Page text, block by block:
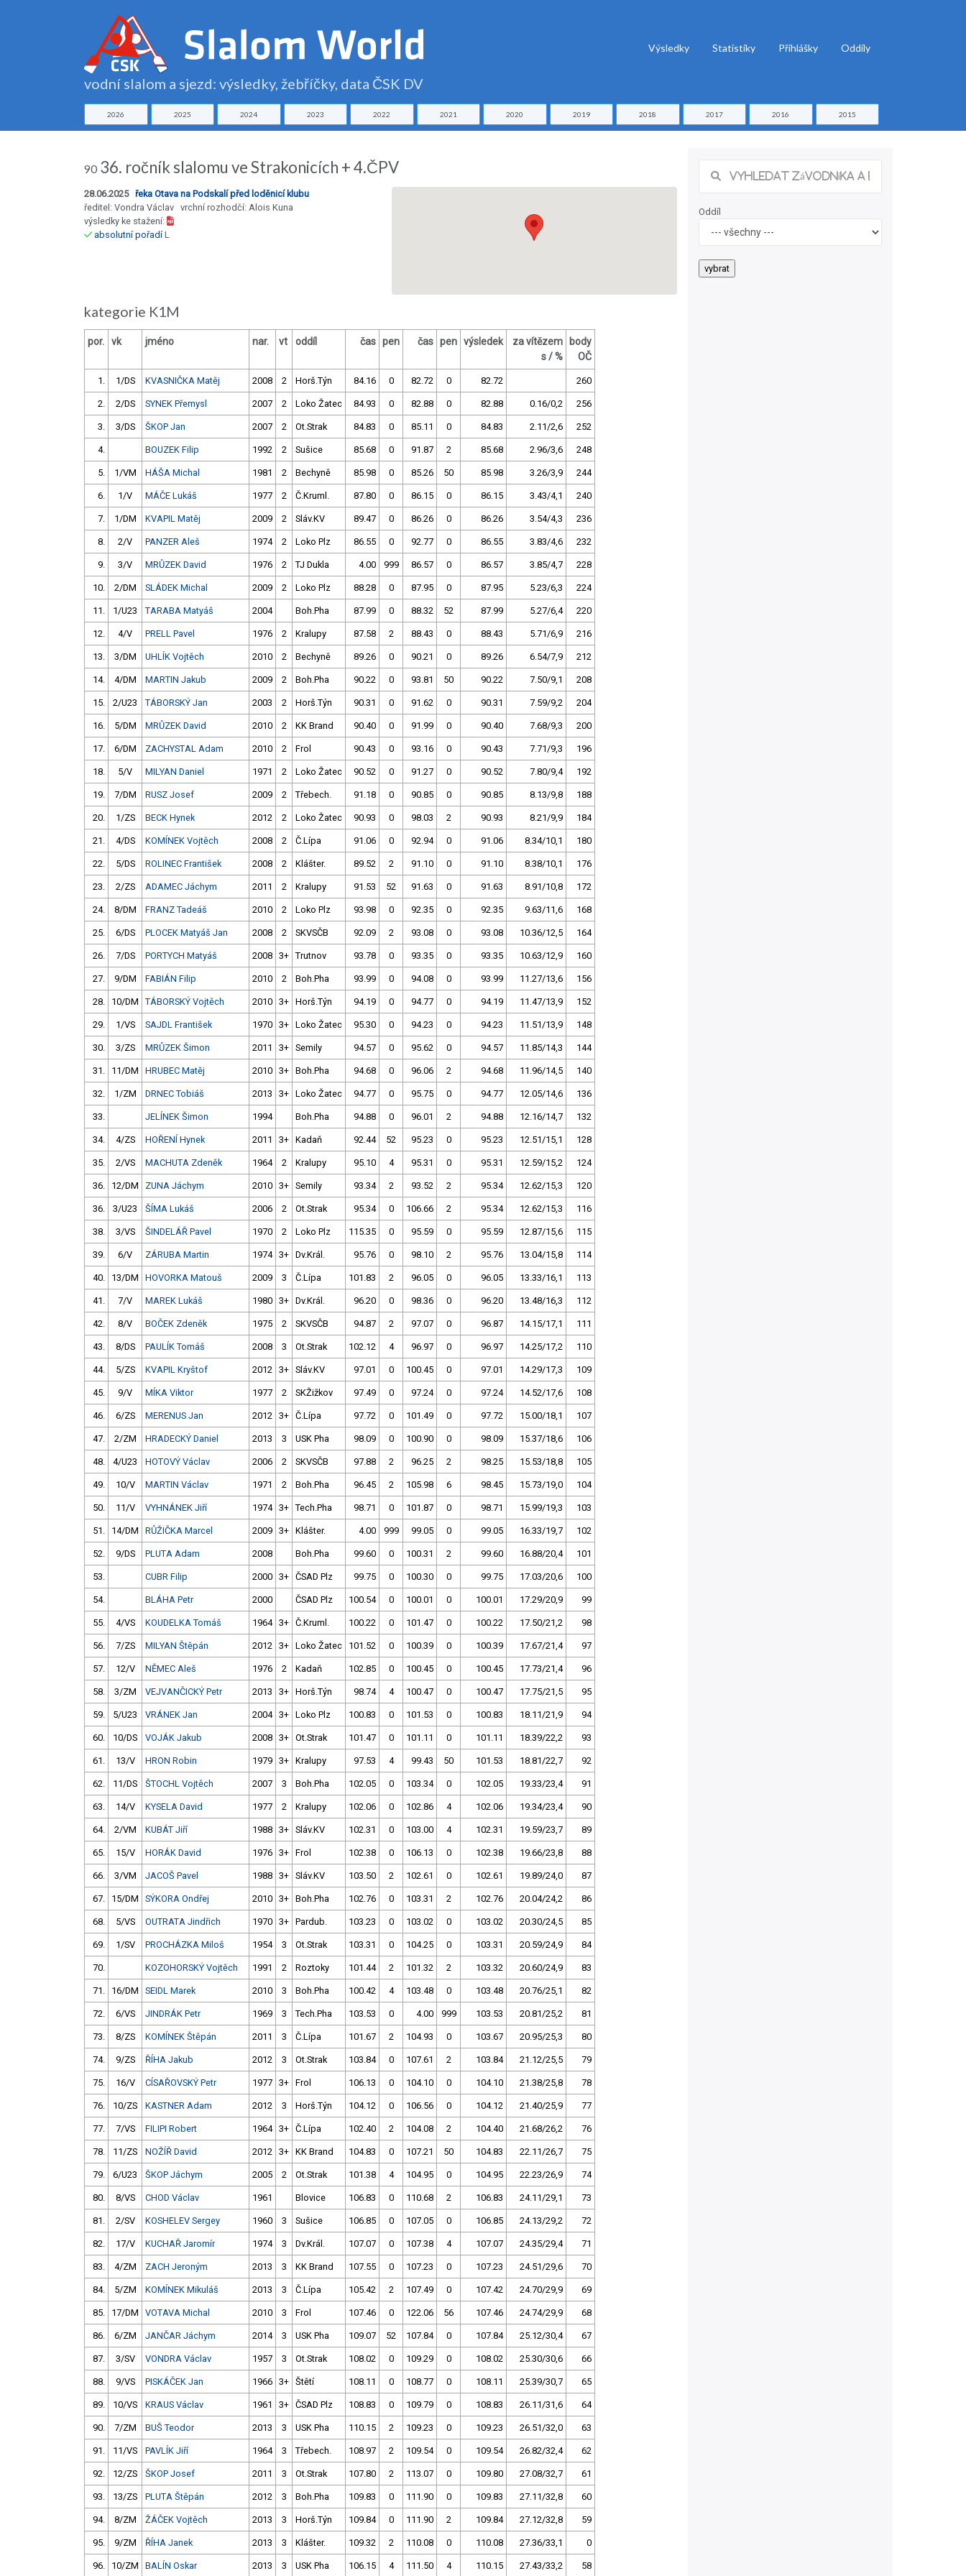
vodní slalom a sjezd: výsledky, žebříčky, data ČSK DV
Výsledky Statistiky Přihlášky Oddíly
2026 2025 2024 2023 2022 2021 2020 2019 2018 2017 2016 2015
90 36. ročník slalomu ve Strakonicích + 4.ČPV
28.06.2025 řeka Otava na Podskalí před loděnicí klubu
ředitel: Vondra Václav vrchní rozhodčí: Alois Kuna
výsledky ke stažení:
absolutní pořadíL
kategorie K1M
por. vk jméno nar. vt oddíl čas pen čas pen výsledek
za vítězem
s / %
body
OČ
1. 1/DS KVASNIČKA Matěj 2008 2 Horš.Týn 84.16 0 82.72 0 82.72 260
2. 2/DS SYNEK Přemysl 2007 2 Loko Žatec 84.93 0 82.88 0 82.88 0.16/0,2 256
3. 3/DS ŠKOP Jan 2007 2 Ot.Strak 84.83 0 85.11 0 84.83 2.11/2,6 252
4. BOUZEK Filip 1992 2 Sušice 85.68 0 91.87 2 85.68 2.96/3,6 248
5. 1/VM HÁŠA Michal 1981 2 Bechyně 85.98 0 85.26 50 85.98 3.26/3,9 244
6. 1/V MÁČE Lukáš 1977 2 Č.Kruml. 87.80 0 86.15 0 86.15 3.43/4,1 240
7. 1/DM KVAPIL Matěj 2009 2 Sláv.KV 89.47 0 86.26 0 86.26 3.54/4,3 236
8. 2/V PANZER Aleš 1974 2 Loko Plz 86.55 0 92.77 0 86.55 3.83/4,6 232
9. 3/V MRŮZEK David 1976 2 TJ Dukla 4.00 999 86.57 0 86.57 3.85/4,7 228
10. 2/DM SLÁDEK Michal 2009 2 Loko Plz 88.28 0 87.95 0 87.95 5.23/6,3 224
11. 1/U23 TARABA Matyáš 2004 Boh.Pha 87.99 0 88.32 52 87.99 5.27/6,4 220
12. 4/V PRELL Pavel 1976 2 Kralupy 87.58 2 88.43 0 88.43 5.71/6,9 216
13. 3/DM UHLÍK Vojtěch 2010 2 Bechyně 89.26 0 90.21 0 89.26 6.54/7,9 212
14. 4/DM MARTIN Jakub 2009 2 Boh.Pha 90.22 0 93.81 50 90.22 7.50/9,1 208
15. 2/U23 TÁBORSKÝ Jan 2003 2 Horš.Týn 90.31 0 91.62 0 90.31 7.59/9,2 204
16. 5/DM MRŮZEK David 2010 2 KK Brand 90.40 0 91.99 0 90.40 7.68/9,3 200
17. 6/DM ZACHYSTAL Adam 2010 2 Frol 90.43 0 93.16 0 90.43 7.71/9,3 196
18. 5/V MILYAN Daniel 1971 2 Loko Žatec 90.52 0 91.27 0 90.52 7.80/9,4 192
19. 7/DM RUSZ Josef 2009 2 Třebech. 91.18 0 90.85 0 90.85 8.13/9,8 188
20. 1/ZS BECK Hynek 2012 2 Loko Žatec 90.93 0 98.03 2 90.93 8.21/9,9 184
21. 4/DS KOMÍNEK Vojtěch 2008 2 Č.Lípa 91.06 0 92.94 0 91.06 8.34/10,1 180
22. 5/DS ROLINEC František 2008 2 Klášter. 89.52 2 91.10 0 91.10 8.38/10,1 176
23. 2/ZS ADAMEC Jáchym 2011 2 Kralupy 91.53 52 91.63 0 91.63 8.91/10,8 172
24. 8/DM FRANZ Tadeáš 2010 2 Loko Plz 93.98 0 92.35 0 92.35 9.63/11,6 168
25. 6/DS PLOCEK Matyáš Jan 2008 2 SKVSČB 92.09 2 93.08 0 93.08 10.36/12,5 164
26. 7/DS PORTYCH Matyáš 2008 3+ Trutnov 93.78 0 93.35 0 93.35 10.63/12,9 160
27. 9/DM FABIÁN Filip 2010 2 Boh.Pha 93.99 0 94.08 0 93.99 11.27/13,6 156
28. 10/DM TÁBORSKÝ Vojtěch 2010 3+ Horš.Týn 94.19 0 94.77 0 94.19 11.47/13,9 152
29. 1/VS SAJDL František 1970 3+ Loko Žatec 95.30 0 94.23 0 94.23 11.51/13,9 148
30. 3/ZS MRŮZEK Šimon 2011 3+ Semily 94.57 0 95.62 0 94.57 11.85/14,3 144
31. 11/DM HRUBEC Matěj 2010 3+ Boh.Pha 94.68 0 96.06 2 94.68 11.96/14,5 140
32. 1/ZM DRNEC Tobiáš 2013 3+ Loko Žatec 94.77 0 95.75 0 94.77 12.05/14,6 136
33. JELÍNEK Šimon 1994 Boh.Pha 94.88 0 96.01 2 94.88 12.16/14,7 132
34. 4/ZS HOŘENÍ Hynek 2011 3+ Kadaň 92.44 52 95.23 0 95.23 12.51/15,1 128
35. 2/VS MACHUTA Zdeněk 1964 2 Kralupy 95.10 4 95.31 0 95.31 12.59/15,2 124
36. 12/DM ZUNA Jáchym 2010 3+ Semily 93.34 2 93.52 2 95.34 12.62/15,3 120
36. 3/U23 ŠÍMA Lukáš 2006 2 Ot.Strak 95.34 0 106.66 2 95.34 12.62/15,3 116
38. 3/VS ŠINDELÁŘ Pavel 1970 2 Loko Plz 115.35 0 95.59 0 95.59 12.87/15,6 115
39. 6/V ZÁRUBA Martin 1974 3+ Dv.Král. 95.76 0 98.10 2 95.76 13.04/15,8 114
40. 13/DM HOVORKA Matouš 2009 3 Č.Lípa 101.83 2 96.05 0 96.05 13.33/16,1 113
41. 7/V MAREK Lukáš 1980 3+ Dv.Král. 96.20 0 98.36 0 96.20 13.48/16,3 112
42. 8/V BOČEK Zdeněk 1975 2 SKVSČB 94.87 2 97.07 0 96.87 14.15/17,1 111
43. 8/DS PAULÍK Tomáš 2008 3 Ot.Strak 102.12 4 96.97 0 96.97 14.25/17,2 110
44. 5/ZS KVAPIL Kryštof 2012 3+ Sláv.KV 97.01 0 100.45 0 97.01 14.29/17,3 109
45. 9/V MÍKA Viktor 1977 2 SKŽižkov 97.49 0 97.24 0 97.24 14.52/17,6 108
46. 6/ZS MERENUS Jan 2012 3+ Č.Lípa 97.72 0 101.49 0 97.72 15.00/18,1 107
47. 2/ZM HRADECKÝ Daniel 2013 3 USK Pha 98.09 0 100.90 0 98.09 15.37/18,6 106
48. 4/U23 HOTOVÝ Václav 2006 2 SKVSČB 97.88 2 96.25 2 98.25 15.53/18,8 105
49. 10/V MARTIN Václav 1971 2 Boh.Pha 96.45 2 105.98 6 98.45 15.73/19,0 104
50. 11/V VYHNÁNEK Jiří 1974 3+ Tech.Pha 98.71 0 101.87 0 98.71 15.99/19,3 103
51. 14/DM RŮŽIČKA Marcel 2009 3+ Klášter. 4.00 999 99.05 0 99.05 16.33/19,7 102
52. 9/DS PLUTA Adam 2008 Boh.Pha 99.60 0 100.31 2 99.60 16.88/20,4 101
53. CUBR Filip 2000 3+ ČSAD Plz 99.75 0 100.30 0 99.75 17.03/20,6 100
54. BLÁHA Petr 2000 ČSAD Plz 100.54 0 100.01 0 100.01 17.29/20,9 99
55. 4/VS KOUDELKA Tomáš 1964 3+ Č.Kruml. 100.22 0 101.47 0 100.22 17.50/21,2 98
56. 7/ZS MILYAN Štěpán 2012 3+ Loko Žatec 101.52 0 100.39 0 100.39 17.67/21,4 97
57. 12/V NĚMEC Aleš 1976 2 Kadaň 102.85 0 100.45 0 100.45 17.73/21,4 96
58. 3/ZM VEJVANČICKÝ Petr 2013 3+ Horš.Týn 98.74 4 100.47 0 100.47 17.75/21,5 95
59. 5/U23 VRÁNEK Jan 2004 3+ Loko Plz 100.83 0 101.53 0 100.83 18.11/21,9 94
60. 10/DS VOJÁK Jakub 2008 3+ Ot.Strak 101.47 0 101.11 0 101.11 18.39/22,2 93
61. 13/V HRON Robin 1979 3+ Kralupy 97.53 4 99.43 50 101.53 18.81/22,7 92
62. 11/DS ŠTOCHL Vojtěch 2007 3 Boh.Pha 102.05 0 103.34 0 102.05 19.33/23,4 91
63. 14/V KYSELA David 1977 2 Kralupy 102.06 0 102.86 4 102.06 19.34/23,4 90
64. 2/VM KUBÁT Jiří 1988 3+ Sláv.KV 102.31 0 103.00 4 102.31 19.59/23,7 89
65. 15/V HORÁK David 1976 3+ Frol 102.38 0 106.13 0 102.38 19.66/23,8 88
66. 3/VM JACOŠ Pavel 1988 3+ Sláv.KV 103.50 2 102.61 0 102.61 19.89/24,0 87
67. 15/DM SÝKORA Ondřej 2010 3+ Boh.Pha 102.76 0 103.31 2 102.76 20.04/24,2 86
68. 5/VS OUTRATA Jindřich 1970 3+ Pardub. 103.23 0 103.02 0 103.02 20.30/24,5 85
69. 1/SV PROCHÁZKA Miloš 1954 3 Ot.Strak 103.31 0 104.25 0 103.31 20.59/24,9 84
70. KOZOHORSKÝ Vojtěch 1991 2 Roztoky 101.44 2 101.32 2 103.32 20.60/24,9 83
71. 16/DM SEIDL Marek 2010 3 Boh.Pha 100.42 4 103.48 0 103.48 20.76/25,1 82
72. 6/VS JINDRÁK Petr 1969 3 Tech.Pha 103.53 0 4.00 999 103.53 20.81/25,2 81
73. 8/ZS KOMÍNEK Štěpán 2011 3 Č.Lípa 101.67 2 104.93 0 103.67 20.95/25,3 80
74. 9/ZS ŘÍHA Jakub 2012 3 Ot.Strak 103.84 0 107.61 2 103.84 21.12/25,5 79
75. 16/V CÍSAŘOVSKÝ Petr 1977 3+ Frol 106.13 0 104.10 0 104.10 21.38/25,8 78
76. 10/ZS KASTNER Adam 2012 3 Horš.Týn 104.12 0 106.56 0 104.12 21.40/25,9 77
77. 7/VS FILIPI Robert 1964 3+ Č.Lípa 102.40 2 104.08 2 104.40 21.68/26,2 76
78. 11/ZS NOŽÍŘ David 2012 3+ KK Brand 104.83 0 107.21 50 104.83 22.11/26,7 75
79. 6/U23 ŠKOP Jáchym 2005 2 Ot.Strak 101.38 4 104.95 0 104.95 22.23/26,9 74
80. 8/VS CHOD Václav 1961 Blovice 106.83 0 110.68 2 106.83 24.11/29,1 73
81. 2/SV KOSHELEV Sergey 1960 3 Sušice 106.85 0 107.05 0 106.85 24.13/29,2 72
82. 17/V KUCHAŘ Jaromír 1974 3 Dv.Král. 107.07 0 107.38 4 107.07 24.35/29,4 71
83. 4/ZM ZACH Jeroným 2013 3 KK Brand 107.55 0 107.23 0 107.23 24.51/29,6 70
84. 5/ZM KOMÍNEK Mikuláš 2013 3 Č.Lípa 105.42 2 107.49 0 107.42 24.70/29,9 69
85. 17/DM VOTAVA Michal 2010 3 Frol 107.46 0 122.06 56 107.46 24.74/29,9 68
86. 6/ZM JANČAR Jáchym 2014 3 USK Pha 109.07 52 107.84 0 107.84 25.12/30,4 67
87. 3/SV VONDRA Václav 1957 3 Ot.Strak 108.02 0 109.29 0 108.02 25.30/30,6 66
88. 9/VS PISKÁČEK Jan 1966 3+ Štětí 108.11 0 108.77 0 108.11 25.39/30,7 65
89. 10/VS KRAUS Václav 1961 3+ ČSAD Plz 108.83 0 109.79 0 108.83 26.11/31,6 64
90. 7/ZM BUŠ Teodor 2013 3 USK Pha 110.15 2 109.23 0 109.23 26.51/32,0 63
91. 11/VS PAVLÍK Jiří 1964 3 Třebech. 108.97 2 109.54 0 109.54 26.82/32,4 62
92. 12/ZS ŠKOP Josef 2011 3 Ot.Strak 107.80 2 113.07 0 109.80 27.08/32,7 61
93. 13/ZS PLUTA Štěpán 2012 3 Boh.Pha 109.83 0 111.90 0 109.83 27.11/32,8 60
94. 8/ZM ŽÁČEK Vojtěch 2013 3 Horš.Týn 109.84 0 111.90 2 109.84 27.12/32,8 59
95. 9/ZM ŘÍHA Janek 2013 3 Klášter. 109.32 2 110.08 0 110.08 27.36/33,1 0
96. 10/ZM BALÍN Oskar 2013 3 USK Pha 106.15 4 111.50 4 110.15 27.43/33,2 58
Oddíl